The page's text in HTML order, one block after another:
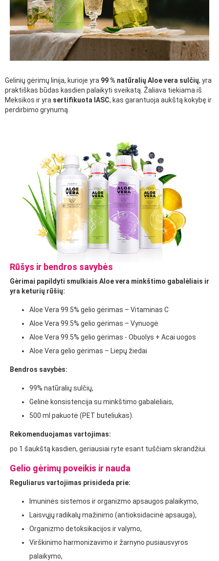
Gelinių gėrimų linija, kurioje yra 99 % natūralių Aloe vera sulčių, yra
praktiškas būdas kasdien palaikyti sveikatą. Žaliava tiekiama iš
Meksikos ir yra sertifikuota IASC, kas garantuoja aukštą kokybę ir
perdirbimo grynumą.
Rūšys ir bendros savybės
Gėrimai papildyti smulkiais Aloe vera minkštimo gabalėliais ir
yra keturių rūšių:
Aloe Vera 99.5% gelio gėrimas – Vitaminas C
Aloe Vera 99.5% gelio gėrimas – Vynuogė
Aloe Vera 99.5% gelio gėrimas - Obuolys + Acai uogos
Aloe Vera gelio gėrimas – Liepų žiedai
Bendros savybės:
99% natūralių sulčių,
Gelinė konsistencija su minkštimo gabalėliais,
500 ml pakuotė (PET buteliukas).
Rekomenduojamas vartojimas:
po 1 šaukštą kasdien, geriausiai ryte esant tuščiam skrandžiui.
Gelio gėrimų poveikis ir nauda
Reguliarus vartojimas prisideda prie:
Imuninės sistemos ir organizmo apsaugos palaikymo,
Laisvųjų radikalų mažinimo (antioksidacinė apsauga),
Organizmo detoksikacijos ir valymo,
Virškinimo harmonizavimo ir žarnyno pusiausvyros
palaikymo,